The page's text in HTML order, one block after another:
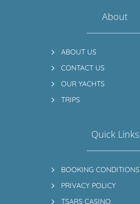
About
ABOUT US
CONTACT US
OUR YACHTS
TRIPS
Quick Links
BOOKING CONDITIONS
PRIVACY POLICY
TSARS CASINO